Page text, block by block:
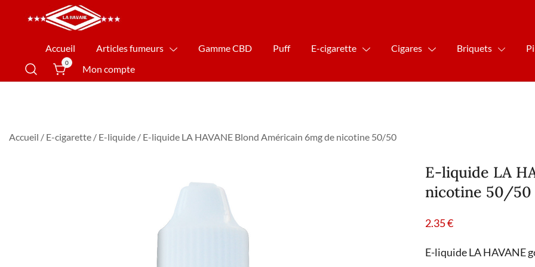
La Havane Nîmes
Accueil Articles fumeurs Gamme CBD Puff E-cigarette Cigares Briquets
0
Mon compte
Accueil / E-cigarette / E-liquide / E-liquide LA HAVANE Blond Américain 6mg de nicotine 50/50
E-liquide LA
nicotine 50/50
2.35€
E-liquide LA HAVANE